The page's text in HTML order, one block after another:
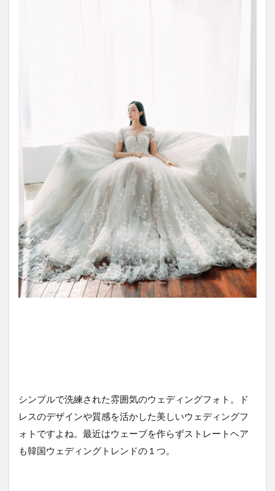
シンプルで洗練された雰囲気のウェディングフォト。ド
レスのデザインや質感を活かした美しいウェディングフ
ォトですよね。最近はウェーブを作らずストレートヘア
も韓国ウェディングトレンドの１つ。